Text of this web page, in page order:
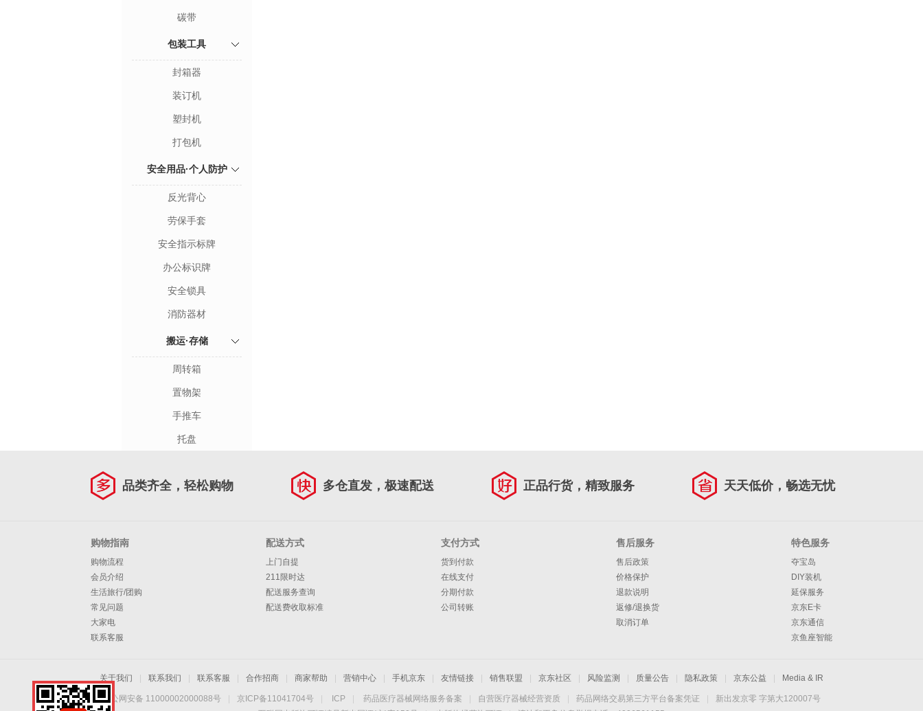
碳带
包装工具
封箱器
装订机
塑封机
打包机
安全用品·个人防护
反光背心
劳保手套
安全指示标牌
办公标识牌
安全锁具
消防器材
搬运·存储
周转箱
置物架
手推车
托盘
品类齐全，轻松购物 多仓直发，极速配送 正品行货，精致服务 天天低价，畅选无忧
购物指南
购物流程
会员介绍
生活旅行/团购
常见问题
大家电
联系客服
配送方式
上门自提
211限时达
配送服务查询
配送费收取标准
支付方式
货到付款
在线支付
分期付款
公司转账
售后服务
售后政策
价格保护
退款说明
返修/退换货
取消订单
特色服务
夺宝岛
DIY装机
延保服务
京东E卡
京东通信
京鱼座智能
关于我们 联系我们 联系客服 合作招商 商家帮助 营销中心 手机京东 友情链接 销售联盟 京东社区 风险监测 质量公告 隐私政策 京东公益 Media & IR
京公网安备 11000002000088号 京ICP备11041704号 ICP 药品医疗器械网络服务备案 自营医疗器械经营资质 药品网络交易第三方平台备案凭证
新出发京零 字第大120007号